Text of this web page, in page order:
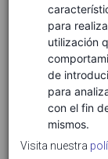
para
utilización
de
para
con el fin
mismos.
Visita nuestra
Ciencias
Gestión
Gestión